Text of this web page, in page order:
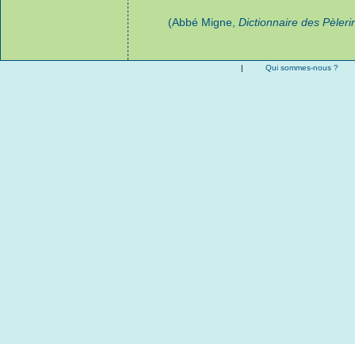
(Abbé Migne, Dictionnaire des
| Qui sommes-nous ?